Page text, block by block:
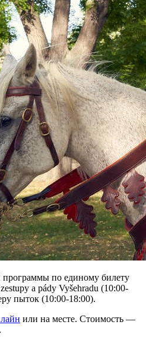
программы по единому билету
a pády Vyšehradu (10:00-
пыток (10:00-18:00).
или на месте. Стоимость —